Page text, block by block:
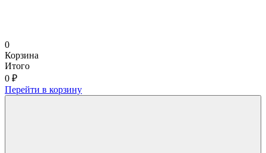
0
Корзина
Итого
0 ₽
Перейти в корзину